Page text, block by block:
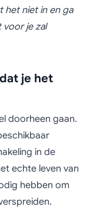
het niet in en ga
voor je zal
je het
doorheen gaan.
in de
echte leven van
hebben om